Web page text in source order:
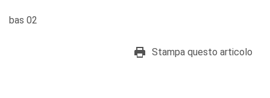
bas 02
Stampa questo articolo